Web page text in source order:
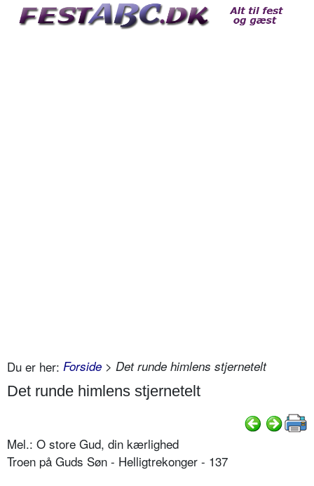
Du er her: Forside > Det runde himlens stjernetelt
Det runde himlens stjernetelt
Mel.: O store Gud, din kærlighed
Troen på Guds Søn - Helligtrekonger - 137